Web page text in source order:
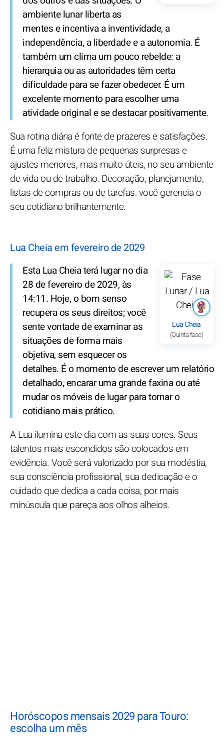
ambiente lunar liberta as
mentes e incentiva a inventividade, a
independência, a liberdade e a autonomia. É
também um clima um pouco rebelde: a
hierarquia ou as autoridades têm certa
dificuldade para se fazer obedecer. É um
excelente momento para escolher uma
atividade original e se destacar positivamente.
Sua rotina diária é fonte de prazeres e satisfações.
É uma feliz mistura de pequenas surpresas e
ajustes menores, mas muito úteis, no seu ambiente
de vida ou de trabalho. Decoração, planejamento,
listas de compras ou de tarefas: você gerencia o
seu cotidiano brilhantemente.
Lua Cheia em fevereiro de 2029
Lua Cheia
(Quinta fase)
Esta Lua Cheia terá lugar no dia
28 de fevereiro de 2029, às
14:11. Hoje, o bom senso
recupera os seus direitos; você
sente vontade de examinar as
situações de forma mais
objetiva, sem esquecer os
detalhes. É o momento de escrever um relatório
detalhado, encarar uma grande faxina ou até
mudar os móveis de lugar para tornar o
cotidiano mais prático.
A Lua ilumina este dia com as suas cores. Seus
talentos mais escondidos são colocados em
evidência. Você será valorizado por sua modéstia,
sua consciência profissional, sua dedicação e o
cuidado que dedica a cada coisa, por mais
minúscula que pareça aos olhos alheios.
Horóscopos mensais 2029 para Touro:
escolha um mês